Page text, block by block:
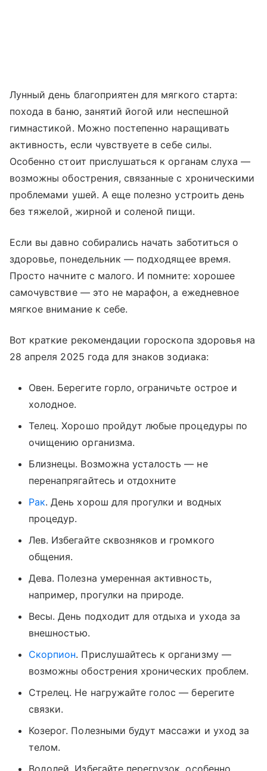
Лунный день благоприятен для мягкого старта:
похода в баню, занятий йогой или неспешной
гимнастикой. Можно постепенно наращивать
активность, если чувствуете в себе силы.
Особенно стоит прислушаться к органам слуха —
возможны обострения, связанные с хроническими
проблемами ушей. А еще полезно устроить день
без тяжелой, жирной и соленой пищи.
Если вы давно собирались начать заботиться о
здоровье, понедельник — подходящее время.
Просто начните с малого. И помните: хорошее
самочувствие — это не марафон, а ежедневное
мягкое внимание к себе.
Вот краткие рекомендации гороскопа здоровья на
28 апреля 2025 года для знаков зодиака:
Овен. Берегите горло, ограничьте острое и
холодное.
Телец. Хорошо пройдут любые процедуры по
очищению организма.
Близнецы. Возможна усталость — не
перенапрягайтесь и отдохните
Рак. День хорош для прогулки и водных
процедур.
Лев. Избегайте сквозняков и громкого
общения.
Дева. Полезна умеренная активность,
например, прогулки на природе.
Весы. День подходит для отдыха и ухода за
внешностью.
Скорпион. Прислушайтесь к организму —
возможны обострения хронических проблем.
Стрелец. Не нагружайте голос — берегите
связки.
Козерог. Полезными будут массажи и уход за
телом.